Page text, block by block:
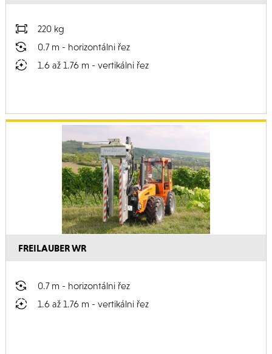
220 kg
0.7 m - horizontálni řez
1.6 až 1.76 m - vertikálni řez
FREILAUBER WR
0.7 m - horizontálni řez
1.6 až 1.76 m - vertikálni řez